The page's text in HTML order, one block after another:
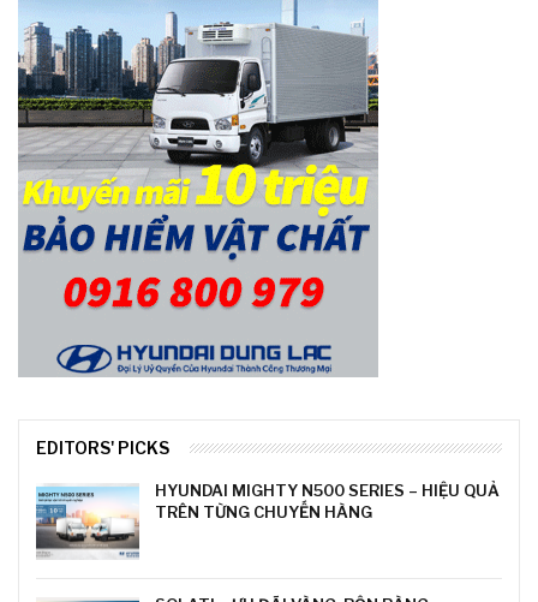
EDITORS' PICKS
HYUNDAI MIGHTY N500 SERIES – HIỆU QUẢ
TRÊN TỪNG CHUYẾN HÀNG